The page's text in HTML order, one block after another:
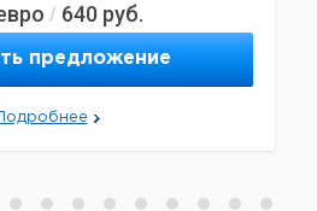
/ 640 руб.
предложение
Подробнее